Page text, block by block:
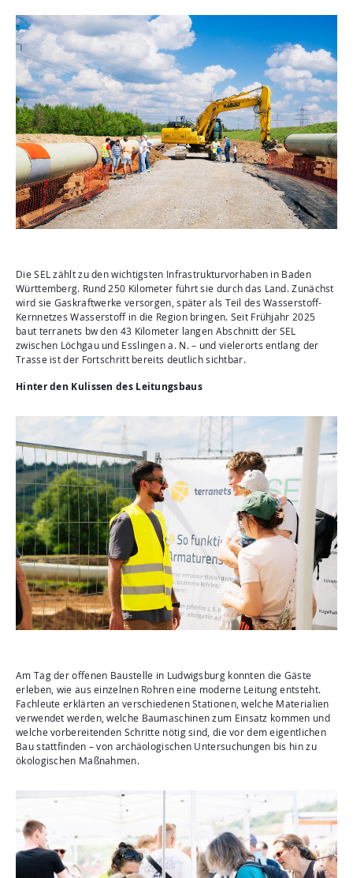
Die SEL zählt zu den wichtigsten Infrastrukturvorhaben in Baden
Württemberg. Rund 250 Kilometer führt sie durch das Land. Zunächst
wird sie Gaskraftwerke versorgen, später als Teil des Wasserstoff-
Kernnetzes Wasserstoff in die Region bringen. Seit Frühjahr 2025
baut terranets bw den 43 Kilometer langen Abschnitt der SEL
zwischen Löchgau und Esslingen a. N. – und vielerorts entlang der
Trasse ist der Fortschritt bereits deutlich sichtbar.
Hinter den Kulissen des Leitungsbaus
Am Tag der offenen Baustelle in Ludwigsburg konnten die Gäste
erleben, wie aus einzelnen Rohren eine moderne Leitung entsteht.
Fachleute erklärten an verschiedenen Stationen, welche Materialien
verwendet werden, welche Baumaschinen zum Einsatz kommen und
welche vorbereitenden Schritte nötig sind, die vor dem eigentlichen
Bau stattfinden – von archäologischen Untersuchungen bis hin zu
ökologischen Maßnahmen.